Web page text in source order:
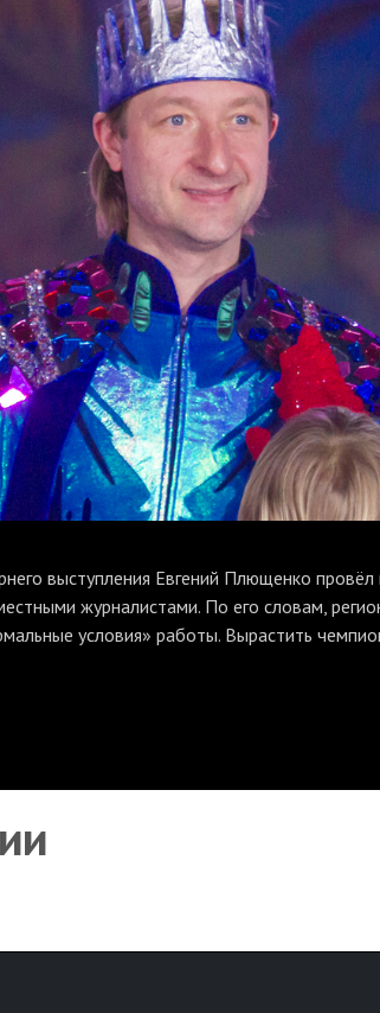
выступления Евгений Плющенко
журналистами. По его словам,
условия» работы. Вырастить